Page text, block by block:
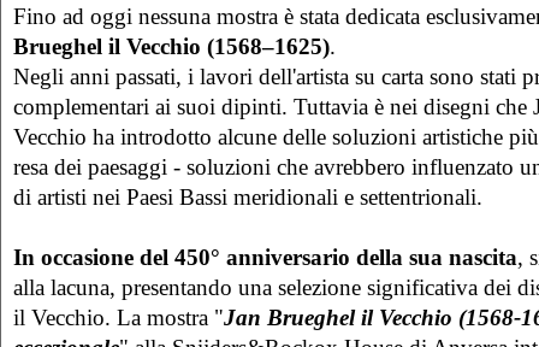
Fino ad oggi nessuna mostra è stata dedicata
Brueghel il Vecchio (1568–1625).
Negli anni passati, i lavori dell'artista su carta sono stati
complementari ai suoi dipinti. Tuttavia è nei disegni che
Vecchio ha introdotto alcune delle soluzioni artistiche
resa dei paesaggi - soluzioni che avrebbero influenzato
di artisti nei Paesi Bassi meridionali e settentrionali.
In occasione del 450° anniversario della sua nascita,
alla lacuna, presentando una selezione significativa dei
il Vecchio. La mostra "Jan Brueghel il Vecchio (1568-